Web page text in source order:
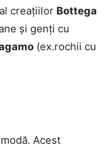
creațiilor Bottega
și genți cu
(ex.rochii cu
Acest